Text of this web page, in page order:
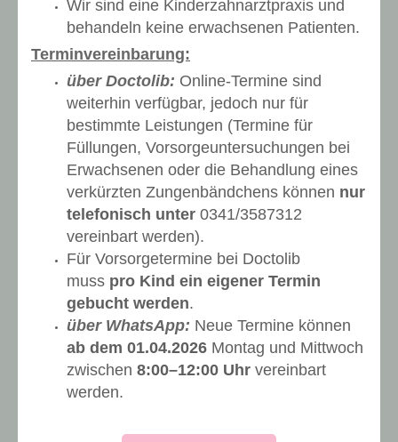
Wir sind eine Kinderzahnarztpraxis und
behandeln keine erwachsenen Patienten.
Terminvereinbarung:
über Doctolib: Online-Termine sind
weiterhin verfügbar, jedoch nur für
bestimmte Leistungen (Termine für
Füllungen, Vorsorgeuntersuchungen bei
Erwachsenen oder die Behandlung eines
verkürzten Zungenbändchens können nur
telefonisch unter 0341/3587312
vereinbart werden).
Für Vorsorgetermine bei Doctolib
muss pro Kind ein eigener Termin
gebucht werden.
über WhatsApp: Neue Termine können
ab dem 01.04.2026 Montag und Mittwoch
zwischen 8:00–12:00 Uhr vereinbart
werden.